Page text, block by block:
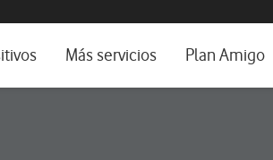
Más servicios Plan Amigo